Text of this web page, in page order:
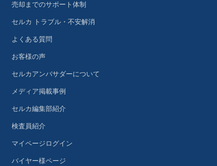
売却までのサポート体制
セルカ トラブル・不安解消
よくある質問
お客様の声
セルカアンバサダーについて
メディア掲載事例
セルカ編集部紹介
検査員紹介
マイページログイン
バイヤー様ページ